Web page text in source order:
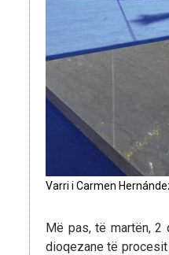
Varri i Carmen
Më pas, të martën,
dioqezane të